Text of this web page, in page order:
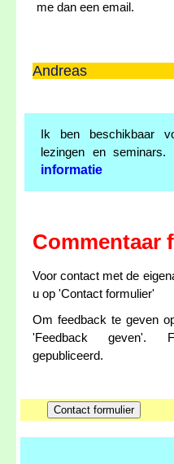
me dan een email.
Andreas
Ik ben beschikbaar
lezingen en seminars.
informatie
Commentaar
Voor contact met de
u op 'Contact formulier'
Om feedback te geven
'Feedback geven'.
gepubliceerd.